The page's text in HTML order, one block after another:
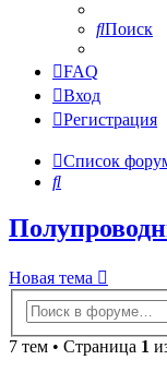
Поиск
FAQ
Вход
Регистрация
Список
Поиск
Новая тема
7 тем • Страница 1